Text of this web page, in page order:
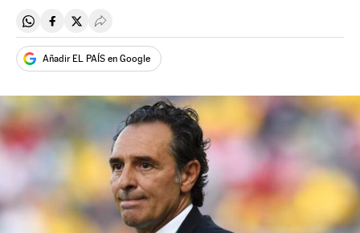
Compartir en Whatsapp
Compartir en Facebook
Compartir en Twitter
Desplegar Redes Sociales
Añadir EL PAÍS en Google